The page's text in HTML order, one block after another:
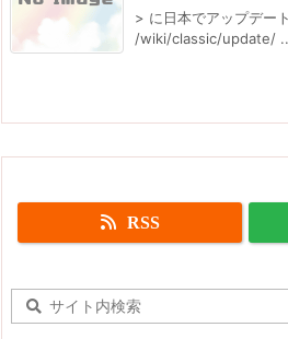
> に日本でアップデー
/wiki/classic/update/
RSS